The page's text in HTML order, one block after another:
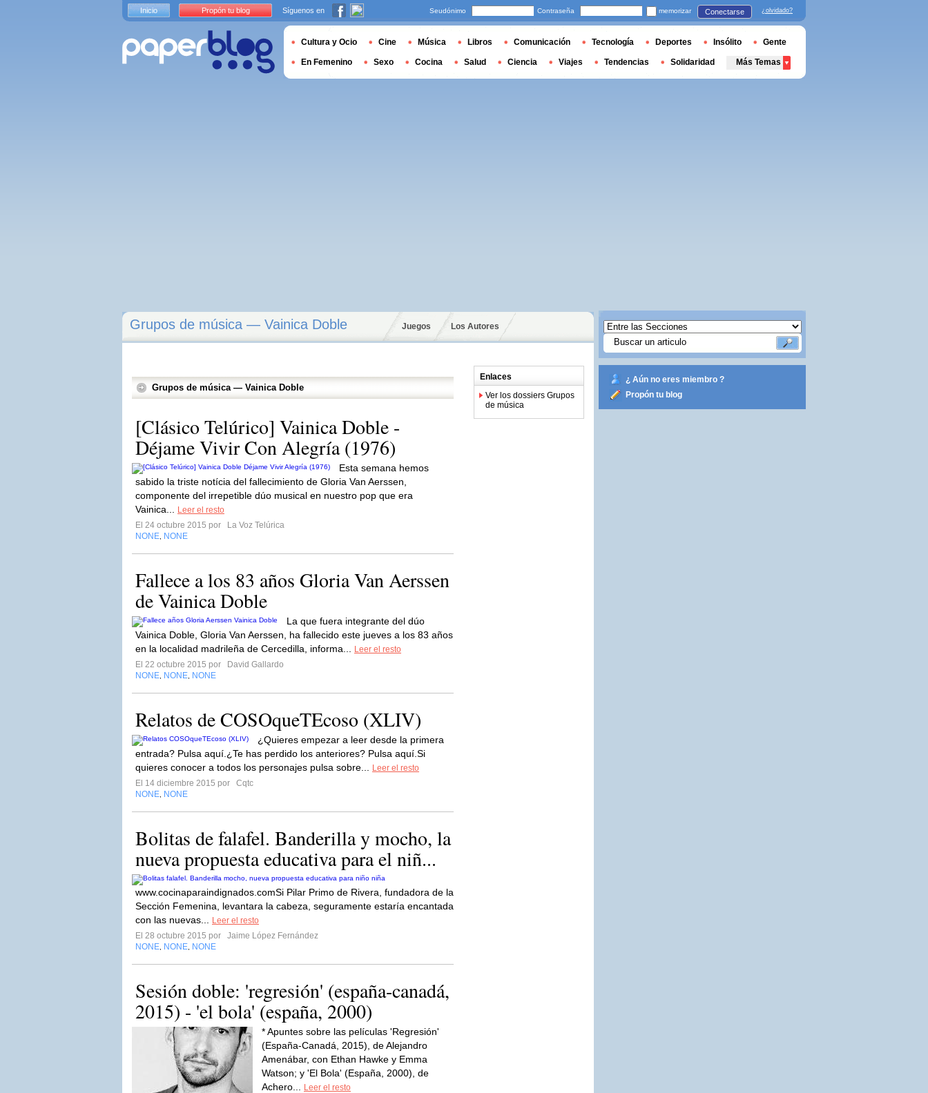
Grupos de música — Vainica Doble Juegos Los Autores
Grupos de música — Vainica Doble
[Clásico Telúrico] Vainica Doble -
Déjame Vivir Con Alegría (1976)
Esta semana hemos
sabido la triste notícia del fallecimiento de Gloria Van Aerssen,
componente del irrepetible dúo musical en nuestro pop que era
Vainica...
Leer el resto
El 24 octubre 2015 por
La Voz Telúrica
NONE NONE
Fallece a los 83 años Gloria Van Aerssen
de Vainica Doble
La que fuera integrante del dúo
Vainica Doble, Gloria Van Aerssen, ha fallecido este jueves a los 83 años
en la localidad madrileña de Cercedilla, informa...
Leer el resto
El 22 octubre 2015 por
David Gallardo
NONE NONE NONE
Relatos de COSOqueTEcoso (XLIV)
¿Quieres empezar a leer desde la primera
entrada? Pulsa aquí.¿Te has perdido los anteriores? Pulsa aquí.Si
quieres conocer a todos los personajes pulsa sobre...
Leer el resto
El 14 diciembre 2015 por
Cqtc
NONE NONE
Bolitas de falafel. Banderilla y mocho, la
nueva propuesta educativa para el niñ...
www.cocinaparaindignados.comSi Pilar Primo de Rivera, fundadora de la
Sección Femenina, levantara la cabeza, seguramente estaría encantada
con las nuevas...
Leer el resto
El 28 octubre 2015 por
Jaime López Fernández
NONE NONE NONE
Sesión doble: 'regresión' (españa-canadá,
2015) - 'el bola' (españa, 2000)
* Apuntes sobre las películas 'Regresión'
(España-Canadá, 2015), de Alejandro
Amenábar, con Ethan Hawke y Emma
Watson; y 'El Bola' (España, 2000), de
Achero...
Leer el resto
Enlaces
Ver los dossiers Grupos
de música
¿ Aún no eres miembro ?
Propón tu blog
Inicio Propón tu blog Síguenos en Seudónimo Contraseña memorizar Conectarse ¿olvidado?
Cultura y Ocio Cine Música Libros Comunicación Tecnología Deportes Insólito Gente
En Femenino Sexo Cocina Salud Ciencia Viajes Tendencias Solidaridad Más Temas